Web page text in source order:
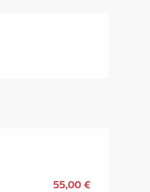
55,00 €